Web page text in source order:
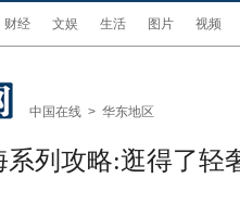
财经 文娱 生活 图片 视频
中国在线 > 华东地区
列攻略:逛得了轻